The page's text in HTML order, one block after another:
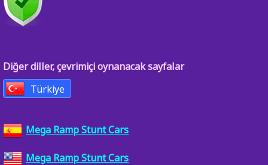
Diğer diller, çevrimiçi oynanacak sayfalar
Türkiye
Mega Ramp Stunt Cars
Mega Ramp Stunt Cars